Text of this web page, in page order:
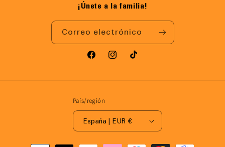
¡Únete a la familia!
Correo electrónico
FacebookInstagramTikTok
País/región
España | EUR €
Formas